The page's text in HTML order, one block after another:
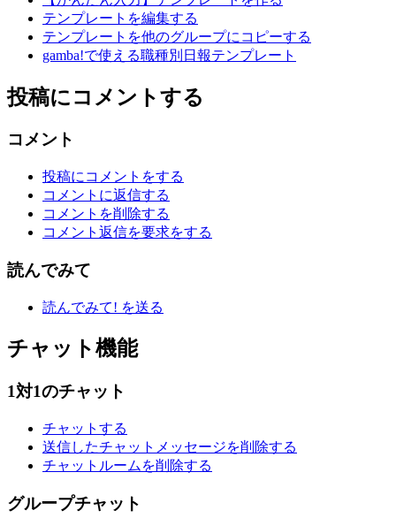
テンプレートを編集する
テンプレートを他のグループにコピーする
gamba!で使える職種別日報テンプレート
投稿にコメントする
コメント
投稿にコメントをする
コメントに返信する
コメントを削除する
コメント返信を要求をする
読んでみて
読んでみて! を送る
チャット機能
1対1のチャット
チャットする
送信したチャットメッセージを削除する
チャットルームを削除する
グループチャット